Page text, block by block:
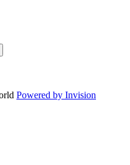
Powered by Invision